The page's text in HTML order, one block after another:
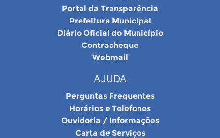
Portal da Transparência
Prefeitura Municipal
Diário Oficial do Município
Contracheque
Webmail
AJUDA
Perguntas Frequentes
Horários e Telefones
Ouvidoria / Informações
Carta de Serviços